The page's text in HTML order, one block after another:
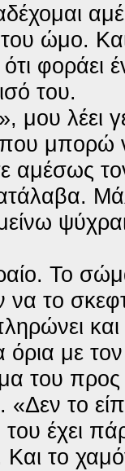
ώμο.
φοράει
του.
μου
μπορώ
αμέσως
Το
να το
όρια με
του
το
του έχει
Και το